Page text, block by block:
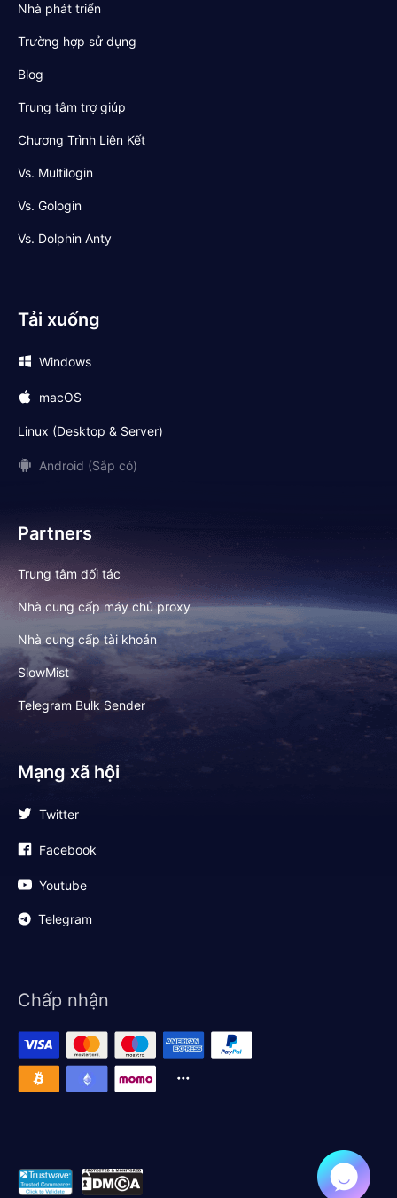
Nhà phát triển
Trường hợp sử dụng
Blog
Trung tâm trợ giúp
Chương Trình Liên Kết
Vs. Multilogin
Vs. Gologin
Vs. Dolphin Anty
Tải xuống
Windows
macOS
Linux (Desktop & Server)
Android (Sắp có)
Partners
Trung tâm đối tác
Nhà cung cấp máy chủ proxy
Nhà cung cấp tài khoản
SlowMist
Telegram Bulk Sender
Mạng xã hội
Twitter
Facebook
Youtube
Telegram
Chấp nhận